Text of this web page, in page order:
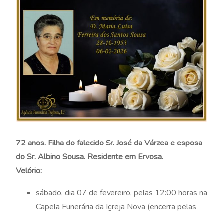
72 anos. Filha do falecido Sr. José da Várzea e esposa
do Sr. Albino Sousa. Residente em Ervosa.
Velório:
sábado, dia 07 de fevereiro, pelas 12:00 horas na
Capela Funerária da Igreja Nova (encerra pelas